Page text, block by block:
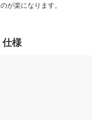
が楽になります。
仕様